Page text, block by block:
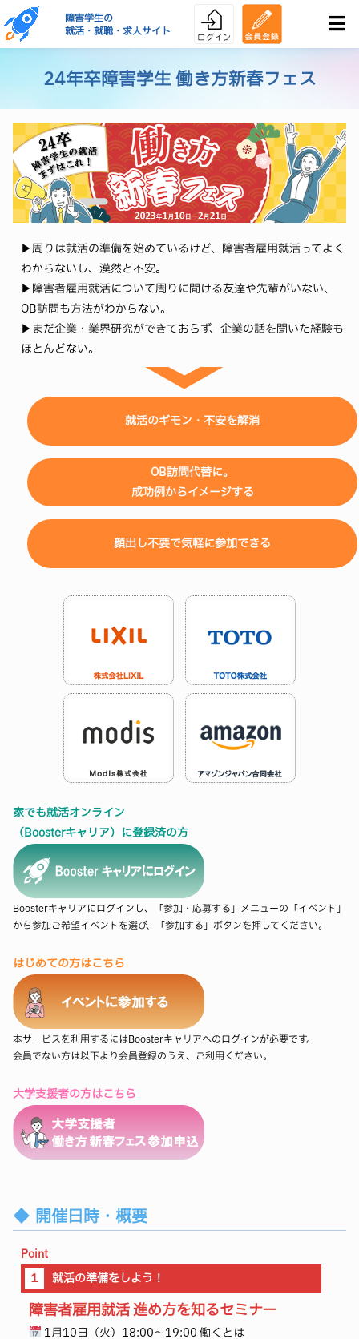
障害学生の
就活・就職・求人サイト
24年卒障害学生 働き方新春フェス
▶周りは就活の準備を始めているけど、障害者雇用就活ってよく
わからないし、漠然と不安。
▶障害者雇用就活について周りに聞ける友達や先輩がいない、
OB訪問も方法がわからない。
▶まだ企業・業界研究ができておらず、企業の話を聞いた経験も
ほとんどない。
就活のギモン・不安を解消
OB訪問代替に。
成功例からイメージする
顔出し不要で気軽に参加できる
家でも就活オンライン
（Boosterキャリア）に登録済の方
Boosterキャリアにログインし、「参加・応募する」メニューの「イベント」
から参加ご希望イベントを選び、「参加する」ボタンを押してください。
はじめての方はこちら
本サービスを利用するにはBoosterキャリアへのログインが必要です。
会員でない方は以下より会員登録のうえ、ご利用ください。
大学支援者の方はこちら
開催日時・概要
Point
１ 就活の準備をしよう！
障害者雇用就活 進め方を知るセミナー
1月10日（火）18:00～19:00 働くとは